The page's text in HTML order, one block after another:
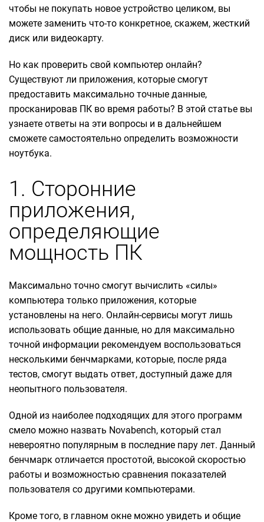
чтобы не покупать новое устройство целиком, вы
можете заменить что-то конкретное, скажем, жесткий
диск или видеокарту.
Но как проверить свой компьютер онлайн?
Существуют ли приложения, которые смогут
предоставить максимально точные данные,
просканировав ПК во время работы? В этой статье вы
узнаете ответы на эти вопросы и в дальнейшем
сможете самостоятельно определить возможности
ноутбука.
1. Сторонние
приложения,
определяющие
мощность ПК
Максимально точно смогут вычислить «силы»
компьютера только приложения, которые
установлены на него. Онлайн-сервисы могут лишь
использовать общие данные, но для максимально
точной информации рекомендуем воспользоваться
несколькими бенчмарками, которые, после ряда
тестов, смогут выдать ответ, доступный даже для
неопытного пользователя.
Одной из наиболее подходящих для этого программ
смело можно назвать Novabench, который стал
невероятно популярным в последние пару лет. Данный
бенчмарк отличается простотой, высокой скоростью
работы и возможностью сравнения показателей
пользователя со другими компьютерами.
Кроме того, в главном окне можно увидеть и общие